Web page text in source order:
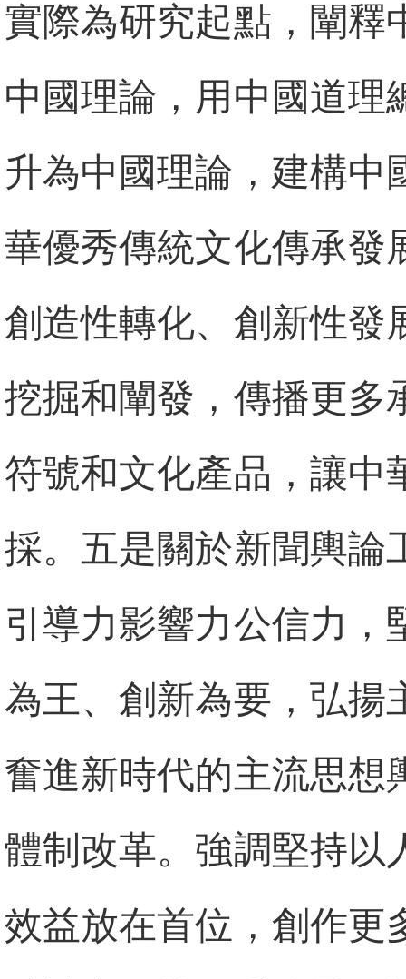
實際為研究起點，闡釋
中國理論，用中國道理
升為中國理論，建構中
華優秀傳統文化傳承發
創造性轉化、創新性發
挖掘和闡發，傳播更多
符號和文化產品，讓中
採。五是關於新聞輿論
引導力影響力公信力，
為王、創新為要，弘揚
奮進新時代的主流思想
體制改革。強調堅持以
效益放在首位，創作更